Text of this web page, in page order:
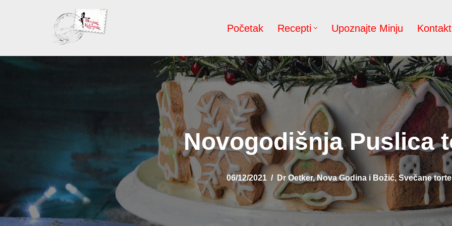
sadržaj
Početak Recepti Upoznajte Minju Kontakt
Novogodišnja Puslica
06/12/2021 Dr Oetker,Nova Godina i Božić,Svečane torte